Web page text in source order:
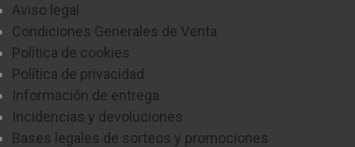
Aviso legal
Condiciones Generales de Venta
Política de cookies
Política de privacidad
Información de entrega
Incidencias y devoluciones
Bases legales de sorteos y promociones